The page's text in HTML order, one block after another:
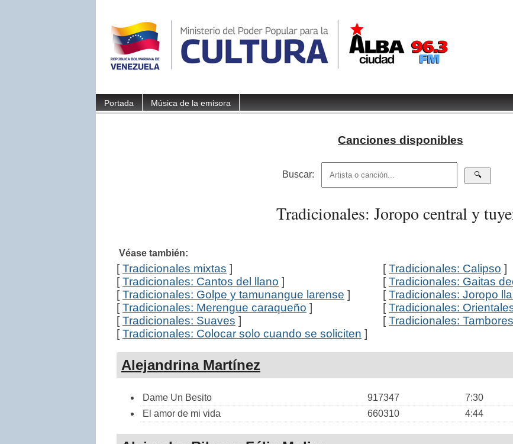
Portada Música de la emisora
Canciones disponibles
Buscar:
Tradicionales: Joropo central y
Véase también:
[Tradicionales mixtas ] [Tradicionales: Calipso ]
[Tradicionales: Cantos del llano ] [Tradicionales: Gaitas
[Tradicionales: Golpe y tamunangue larense ] [Tradicionales: Joropo
[Tradicionales: Merengue caraqueño ] [Tradicionales:
[Tradicionales: Suaves ] [Tradicionales:
[Tradicionales: Colocar solo cuando se soliciten ]
Alejandrina Martínez
Dame Un Besito 917347 7:30
El amor de mi vida
660310 4:44